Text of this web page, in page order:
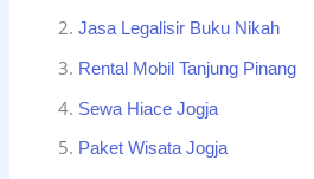
Jasa Legalisir Buku Nikah
Rental Mobil Tanjung Pinang
Sewa Hiace Jogja
Paket Wisata Jogja